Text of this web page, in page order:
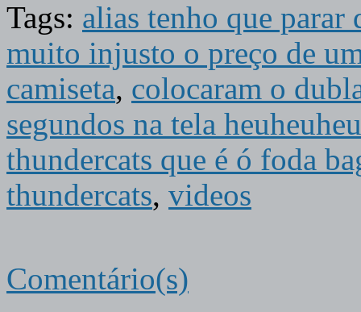
Tags: alias tenho que parar
muito injusto o preço de
camiseta, colocaram o
segundos na tela
thundercats que é ó foda
thundercats, videos
Comentário(s)